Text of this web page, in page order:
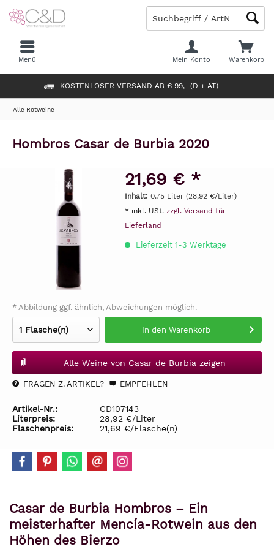
KOSTENLOSER VERSAND AB € 99,- (D + AT)
Warenkorb
Mein Konto
Menü
Alle Rotweine
Hombros Casar de Burbia 2020
21,69 € *
Inhalt: 0.75 Liter (28,92 €/Liter)
* inkl. USt. zzgl. Versand für
Lieferland
Lieferzeit 1-3 Werktage
* Abbildung ggf. ähnlich, Abweichungen möglich.
In den Warenkorb
Alle Weine von Casar de Burbia zeigen
FRAGEN Z. ARTIKEL? EMPFEHLEN
Artikel-Nr.:
CD107143
Literpreis:
28,92 €/Liter
Flaschenpreis:
21,69 €/Flasche(n)
Casar de Burbia Hombros – Ein
meisterhafter Mencía-Rotwein aus den
Höhen des Bierzo